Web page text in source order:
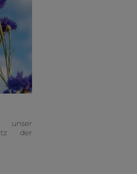
der